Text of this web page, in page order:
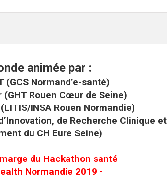
animée par :
(GCS Normand’e-santé)
(GHT Rouen Cœur de Seine)
INSA Rouen Normandie)
de Recherche Clinique et
du CH Eure Seine)
du Hackathon santé
Normandie 2019 -